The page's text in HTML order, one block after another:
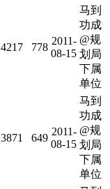
4217 778
2011-
08-15
马到
功成
@规
划局
下属
单位
3871 649
2011-
08-15
马到
功成
@规
划局
下属
单位